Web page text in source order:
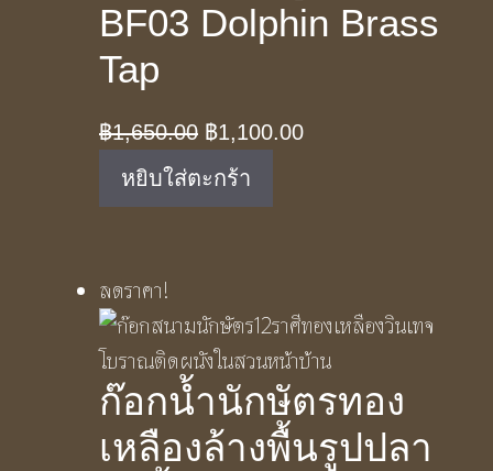
BF03 Dolphin Brass
Tap
฿1,650.00 Original
price
was:
฿1,100.00Current
หยิบใส่ตะกร้า
ลดราคา!
ก๊อกน้ำนักษัตรทอง
เหลืองล้างพื้นรูปปลา